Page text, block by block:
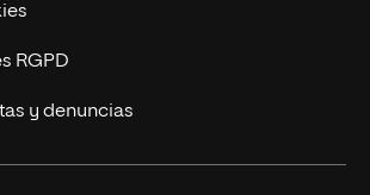
RGPD
y denuncias